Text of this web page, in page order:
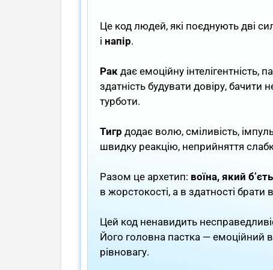
Це код людей, які поєднують дві
і напір.
Рак дає емоційну інтелігентність,
здатність будувати довіру, бачити
турботи.
Тигр додає волю, сміливість,
швидку реакцію, неприйняття
Разом це архетип: воїна, який
в жорстокості, а в здатності брати
Цей код ненавидить
Його головна пастка — емоційний
рівновагу.